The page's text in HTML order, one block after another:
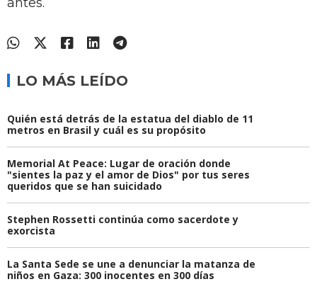
LO MÁS LEÍDO
Quién está detrás de la estatua del diablo de 11
metros en Brasil y cuál es su propósito
Memorial At Peace: Lugar de oración donde
"sientes la paz y el amor de Dios" por tus seres
queridos que se han suicidado
Stephen Rossetti continúa como sacerdote y
exorcista
La Santa Sede se une a denunciar la matanza de
niños en Gaza: 300 inocentes en 300 días